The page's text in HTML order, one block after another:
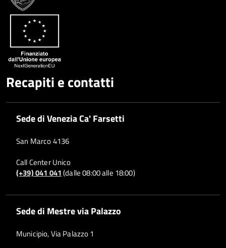
Recapiti e contatti
Sede di Venezia Ca' Farsetti
San Marco 4136
Call Center Unico
(+39) 041 041(dalle 08:00 alle 18:00)
Sede di Mestre via Palazzo
Municipio, Via Palazzo 1